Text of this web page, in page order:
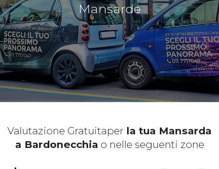
Mansarde
Valutazione Gratuitaper la tua Mansarda
a Bardonecchia o nelle seguenti zone